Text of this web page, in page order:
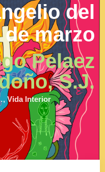
del
marzo
Pelaez
S.J.
, Vida Interior